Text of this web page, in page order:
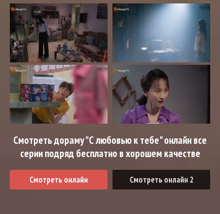
Смотреть дораму "С любовью к тебе" онлайн все
серии подряд бесплатно в хорошем качестве
Смотреть онлайн Смотреть онлайн 2